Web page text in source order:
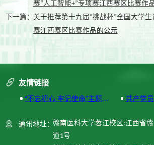
赛“人工智能+”专项赛江西赛区比赛作
下一篇：关于推荐第十九届“挑战杯”全国大学
赛江西赛区比赛作品的公示
友情链接
“不忘初心 牢记使命”主题教
共产党
通讯地址：赣南医科大学蓉江校区:江西省
道1号